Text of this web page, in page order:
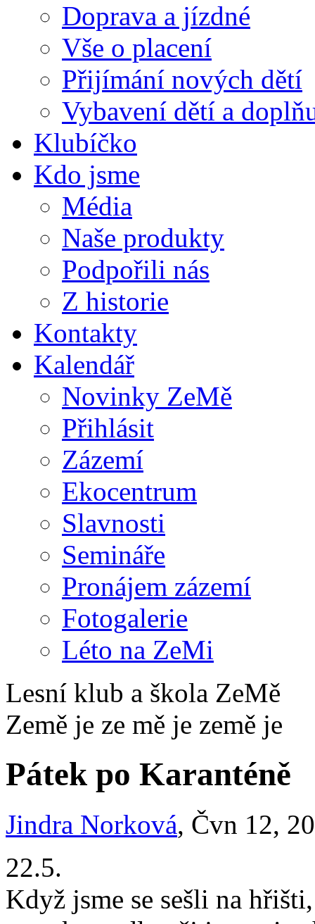
Doprava a jízdné
Vše o placení
Přijímání nových dětí
Vybavení dětí a
Klubíčko
Kdo jsme
Média
Naše produkty
Podpořili nás
Z historie
Kontakty
Kalendář
Novinky ZeMě
Přihlásit
Zázemí
Ekocentrum
Slavnosti
Semináře
Pronájem zázemí
Fotogalerie
Léto na ZeMi
Lesní klub a škola ZeMě
Země je ze mě je země je
Pátek po Karanténě
Jindra Norková, Čvn 12,
22.5.
Když jsme se sešli na